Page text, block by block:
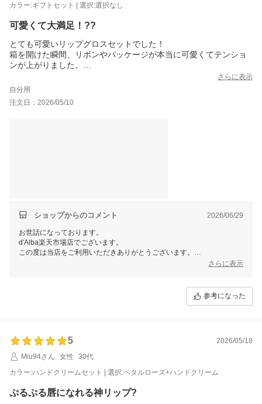
カラー:ギフトセット | 選択:選択なし
可愛くて大満足！??
とても可愛いリップグロスセットでした！
箱を開けた瞬間、リボンやパッケージが本当に可愛くてテンショ
ンが上がりました。
おまけも付いていて、すごく嬉しかったです。私はこういう小さ
な心遣いが大好きです?
注文してから1週間ほどで届き、発送もとても早かったです。
リップは塗った瞬間スーッとした清涼感があり、ぷるっとした仕
さらに表示
自分用
注文日：2026/05/10
ショップからのコメント 2026/06/29
お世話になっております。
d'Alba楽天市場店でございます。
この度は当店をご利用いただきありがとうございます。
当店では今後も様々なイベントを予定しておりますので、ご愛顧頂けま
さらに表示
参考になった
5
2026/05/18
Miu94さん
女性
30代
カラー:ハンドクリームセット | 選択:ペタルローズ+ハンドクリーム
ぷるぷる唇になれる神リップ?